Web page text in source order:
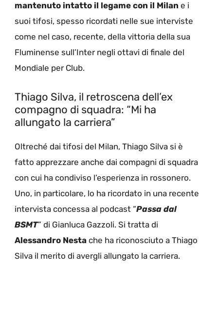
mantenuto intatto il legame con il Milan e i
suoi tifosi, spesso ricordati nelle sue interviste
come nel caso, recente, della vittoria della sua
Fluminense sull’Inter negli ottavi di finale del
Mondiale per Club.
Thiago Silva, il retroscena dell’ex
compagno di squadra: “Mi ha
allungato la carriera”
Oltreché dai tifosi del Milan, Thiago Silva si è
fatto apprezzare anche dai compagni di squadra
con cui ha condiviso l’esperienza in rossonero.
Uno, in particolare, lo ha ricordato in una recente
intervista concessa al podcast “Passa dal
BSMT” di Gianluca Gazzoli. Si tratta di
Alessandro Nesta che ha riconosciuto a Thiago
Silva il merito di avergli allungato la carriera.